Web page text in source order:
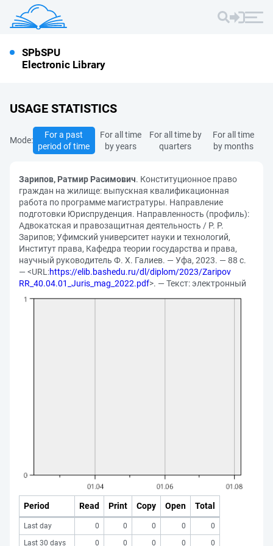
SPbSPU
Electronic Library
USAGE STATISTICS
Mode:
For a past
period of time
For all time
by years
For all time by
quarters
For all time
by months
Зарипов, Ратмир Расимович. Конституционное право
граждан на жилище: выпускная квалификационная
работа по программе магистратуры. Направление
подготовки Юриспруденция. Направленность (профиль):
Адвокатская и правозащитная деятельность / Р. Р.
Зарипов; Уфимский университет науки и технологий,
Институт права, Кафедра теории государства и права,
научный руководитель Ф. Х. Галиев. — Уфа, 2023. — 88 с.
— <URL:https://elib.bashedu.ru/dl/diplom/2023/Zaripov
RR_40.04.01_Juris_mag_2022.pdf>. — Текст: электронный
Period Read Print Copy Open Total
Last day 0 0 0 0
0
Last 30 days
0 0 0 0 0